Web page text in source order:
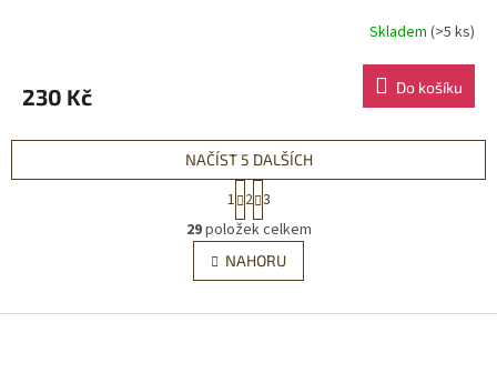
Skladem (>5 ks)
230 Kč Do košíku
O
v
l
á
NAČÍST 5 DALŠÍCH
S
t
r
á
n
k
v
1 2 3
29položek celkem
NAHORU